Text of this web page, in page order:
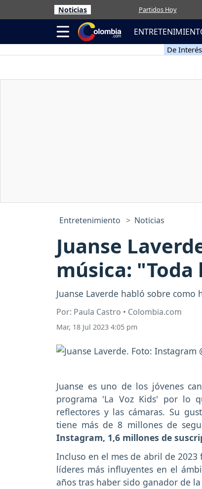
Noticias Partidos Hoy
De
Entretenimiento Noticias
Juanse
música:
Juanse Laverde habló sobre
Por: Paula Castro • Colombia.com
Mar, 18 Jul 2023 4:05 pm
Juanse es uno de los jóvenes
programa 'La Voz Kids' por lo
reflectores y las cámaras. Su
tiene más de 8 millones de
Instagram, 1,6 millones de
Incluso en el mes de abril de
líderes más influyentes en el
años tras haber sido ganador de la